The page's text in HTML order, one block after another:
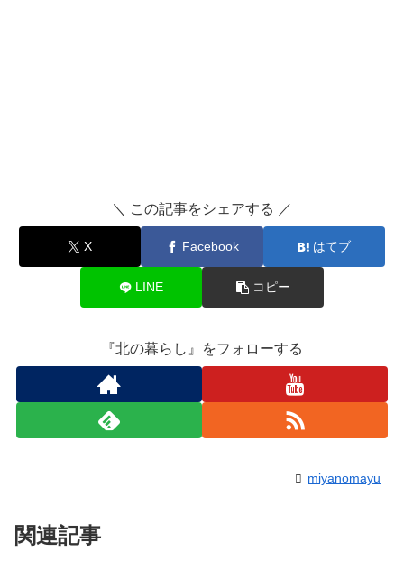
＼ この記事をシェアする ／
X Facebook はてブ
LINE コピー
『北の暮らし』をフォローする
miyanomayu
関連記事